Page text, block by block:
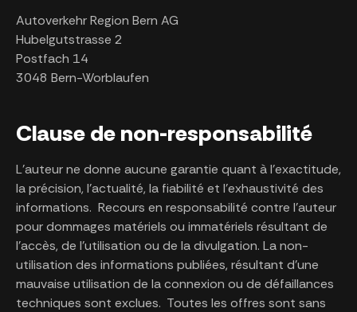
Autoverkehr Region Bern AG
Hubelgutstrasse 2
Postfach 14
3048 Bern-Worblaufen
Clause de non-responsabilité
L’auteur ne donne aucune garantie quant à l’exactitude,
la précision, l’actualité, la fiabilité et l’exhaustivité des
informations. Recours en responsabilité contre l’auteur
pour dommages matériels ou immatériels résultant de
l’accès, de l’utilisation ou de la divulgation. La non-
utilisation des informations publiées, résultant d’une
mauvaise utilisation de la connexion ou de défaillances
techniques sont exclues. Toutes les offres sont sans